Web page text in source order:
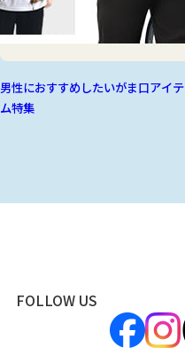
男性におすすめしたいがま口アイテ
ム特集
FOLLOW US